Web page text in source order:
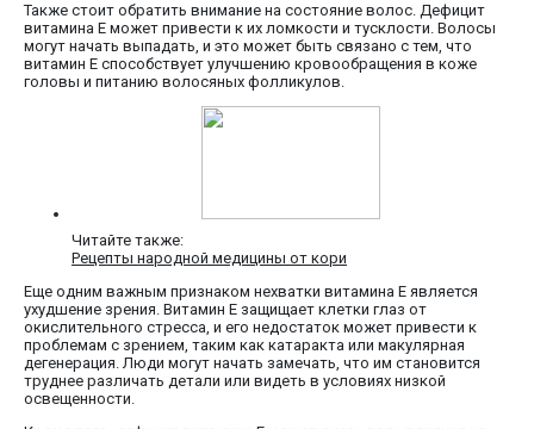
Также стоит обратить внимание на состояние волос. Дефицит
витамина E может привести к их ломкости и тусклости. Волосы
могут начать выпадать, и это может быть связано с тем, что
витамин E способствует улучшению кровообращения в коже
головы и питанию волосяных фолликулов.
Читайте также:
Рецепты народной медицины от кори
Еще одним важным признаком нехватки витамина E является
ухудшение зрения. Витамин E защищает клетки глаз от
окислительного стресса, и его недостаток может привести к
проблемам с зрением, таким как катаракта или макулярная
дегенерация. Люди могут начать замечать, что им становится
труднее различать детали или видеть в условиях низкой
освещенности.